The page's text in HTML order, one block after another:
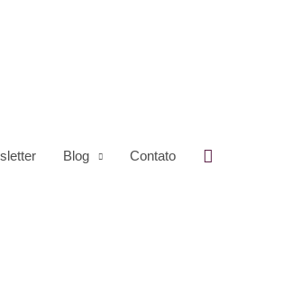
Blog Contato Pesquisar